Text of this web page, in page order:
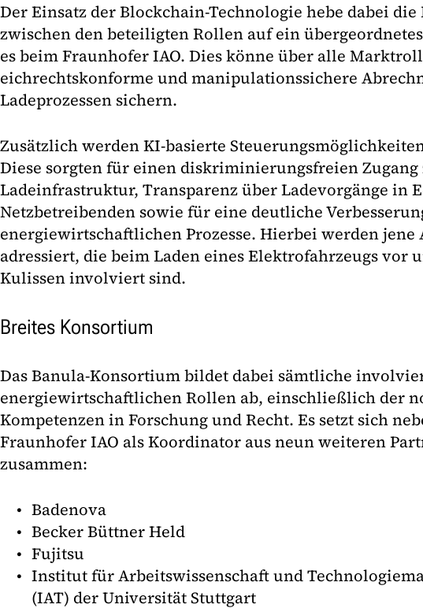
Der Einsatz der Blockchain-Technologie hebe dabei
zwischen den beteiligten Rollen auf ein
es beim Fraunhofer IAO. Dies könne über alle
eichrechtskonforme und manipulationssichere
Ladeprozessen sichern.
Zusätzlich werden KI-basierte
Diese sorgten für einen diskriminierungsfreien Zugang
Ladeinfrastruktur, Transparenz über Ladevorgänge in
Netzbetreibenden sowie für eine deutliche
energiewirtschaftlichen Prozesse. Hierbei werden jene
adressiert, die beim Laden eines Elektrofahrzeugs vor
Kulissen involviert sind.
Breites Konsortium
Das Banula-Konsortium bildet dabei sämtliche
energiewirtschaftlichen Rollen ab, einschließlich der
Kompetenzen in Forschung und Recht. Es setzt sich
Fraunhofer IAO als Koordinator aus neun weiteren
zusammen:
Badenova
Becker Büttner Held
Fujitsu
Institut für Arbeitswissenschaft und
(IAT) der Universität Stuttgart